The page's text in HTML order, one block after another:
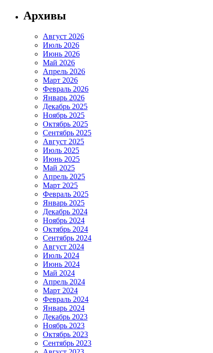
Архивы
Август 2026
Июль 2026
Июнь 2026
Май 2026
Апрель 2026
Март 2026
Февраль 2026
Январь 2026
Декабрь 2025
Ноябрь 2025
Октябрь 2025
Сентябрь 2025
Август 2025
Июль 2025
Июнь 2025
Май 2025
Апрель 2025
Март 2025
Февраль 2025
Январь 2025
Декабрь 2024
Ноябрь 2024
Октябрь 2024
Сентябрь 2024
Август 2024
Июль 2024
Июнь 2024
Май 2024
Апрель 2024
Март 2024
Февраль 2024
Январь 2024
Декабрь 2023
Ноябрь 2023
Октябрь 2023
Сентябрь 2023